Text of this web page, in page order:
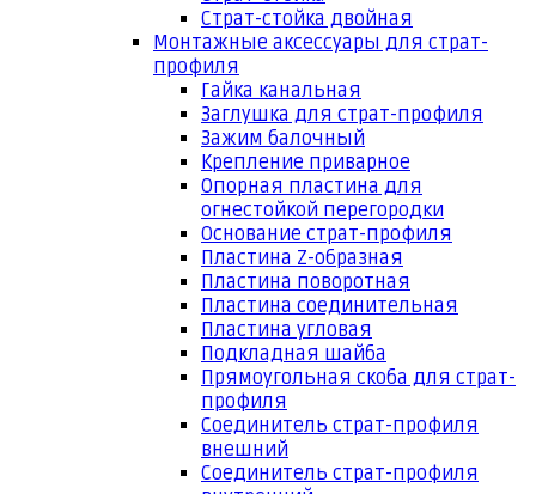
Страт-стойка двойная
Монтажные аксессуары для страт-
профиля
Гайка канальная
Заглушка для страт-профиля
Зажим балочный
Крепление приварное
Опорная пластина для
огнестойкой перегородки
Основание страт-профиля
Пластина Z-образная
Пластина поворотная
Пластина соединительная
Пластина угловая
Подкладная шайба
Прямоугольная скоба для страт-
профиля
Соединитель страт-профиля
внешний
Соединитель страт-профиля